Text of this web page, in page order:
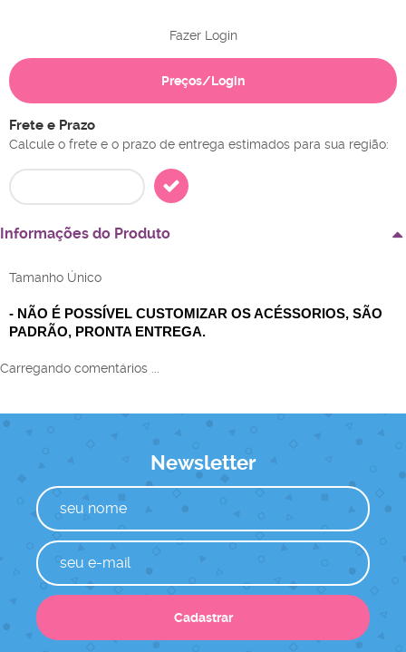
Fazer Login
Preços/Login
Frete e Prazo
Calcule o frete e o prazo de entrega estimados para sua região:
Informações do Produto
Tamanho Único
- NÃO É POSSÍVEL CUSTOMIZAR OS ACÉSSORIOS, SÃO
PADRÃO, PRONTA ENTREGA.
Carregando comentários ...
Newsletter
Cadastrar